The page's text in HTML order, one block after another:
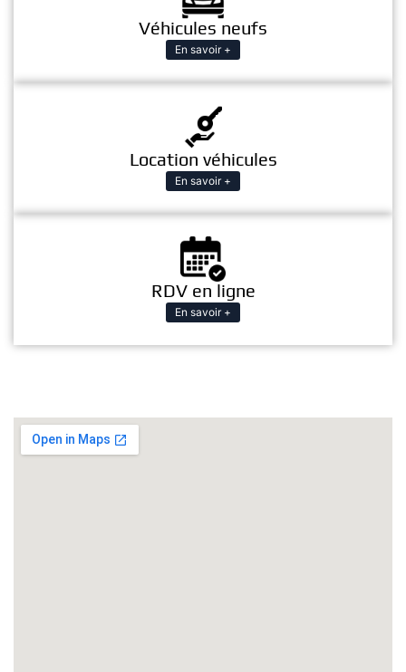
Véhicules neufs
En savoir +
Location véhicules
En savoir +
RDV en ligne
En savoir +